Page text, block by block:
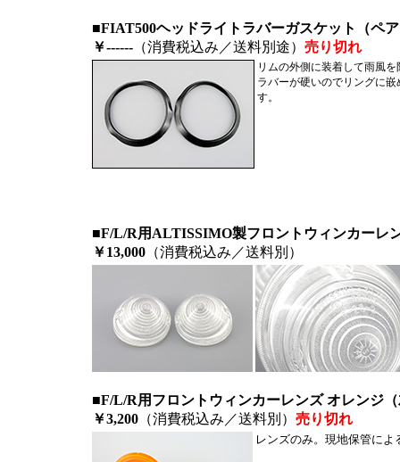
■FIAT500ヘッドライトラバーガスケット（ペ
￥------（消費税込み／送料別途） 売り切れ
リムの外側に装着して雨風を
ラバーが硬いのでリングに
す。
■F/L/R用ALTISSIMO製フロントウィンカーレ
￥13,000（消費税込み／送料別）
■F/L/R用フロントウィンカーレンズ オレンジ
￥3,200（消費税込み／送料別） 売り切れ
レンズのみ。現地保管に